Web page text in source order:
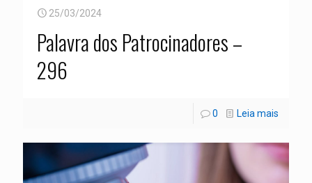
25/03/2024
Palavra dos Patrocinadores –
296
0 Leia mais